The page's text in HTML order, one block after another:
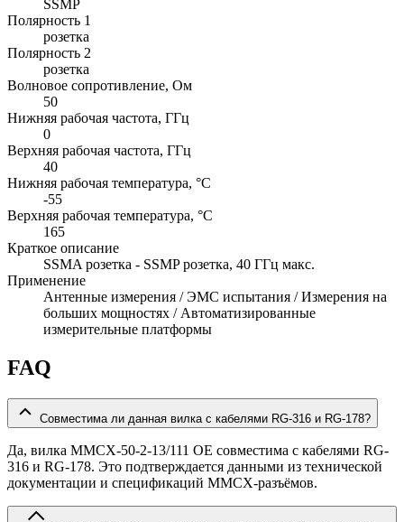
SSMP
Полярность 1
розетка
Полярность 2
розетка
Волновое сопротивление, Ом
50
Нижняя рабочая частота, ГГц
0
Верхняя рабочая частота, ГГц
40
Нижняя рабочая температура, °C
-55
Верхняя рабочая температура, °C
165
Краткое описание
SSMA розетка - SSMP розетка, 40 ГГц макс.
Применение
Антенные измерения / ЭМС испытания / Измерения на
больших мощностях / Автоматизированные
измерительные платформы
FAQ
Совместима ли данная вилка с кабелями RG-316 и RG-178?
Да, вилка MMCX-50-2-13/111 OE совместима с кабелями RG-
316 и RG-178. Это подтверждается данными из технической
документации и спецификаций MMCX-разъёмов.